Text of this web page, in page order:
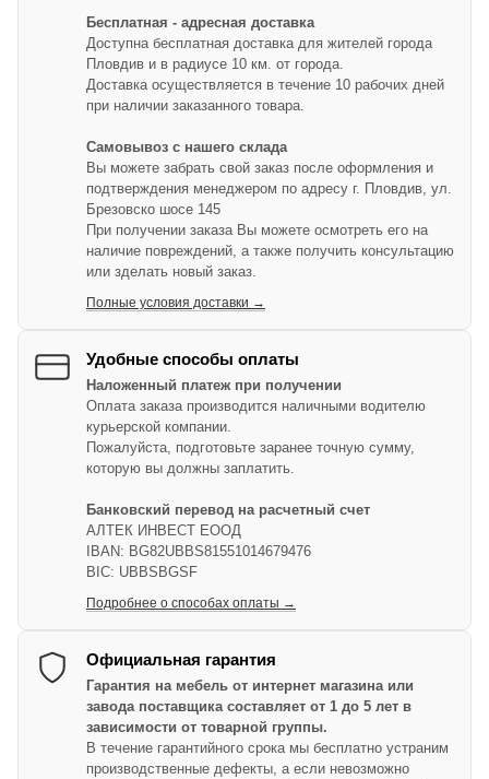
Бесплатная - адресная доставка
Доступна бесплатная доставка для жителей города
Пловдив и в радиусе 10 км. от города.
Доставка осуществляется в течение 10 рабочих дней
при наличии заказанного товара.
Самовывоз с нашего склада
Вы можете забрать свой заказ после оформления и
подтверждения менеджером по адресу г. Пловдив, ул.
Брезовско шосе 145
При получении заказа Вы можете осмотреть его на
наличие повреждений, а также получить консультацию
или зделать новый заказ.
Полные условия доставки →
Удобные способы оплаты
Наложенный платеж при получении
Оплата заказа производится наличными водителю
курьерской компании.
Пожалуйста, подготовьте заранее точную сумму,
которую вы должны заплатить.
Банковский перевод на расчетный счет
АЛТЕК ИНВЕСТ ЕООД
IBAN: BG82UBBS81551014679476
BIC: UBBSBGSF
Подробнее о способах оплаты →
Официальная гарантия
Гарантия на мебель от интернет магазина или
завода поставщика составляет от 1 до 5 лет в
зависимости от товарной группы.
В течение гарантийного срока мы бесплатно устраним
производственные дефекты, а если невозможно